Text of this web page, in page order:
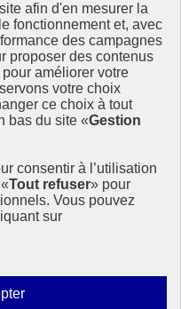
afin d'en mesurer la
fonctionnement et, avec
des campagnes
proposer des contenus
améliorer votre
votre choix
ce choix à tout
bas du site «Gestion
consentir à l’utilisation
Tout refuser» pour
Vous pouvez
sur
Autoriser
concernant l’Agenda
Il valorise la mobilisation de
fenêtre
fenêtre
fenêtre
fenêtre